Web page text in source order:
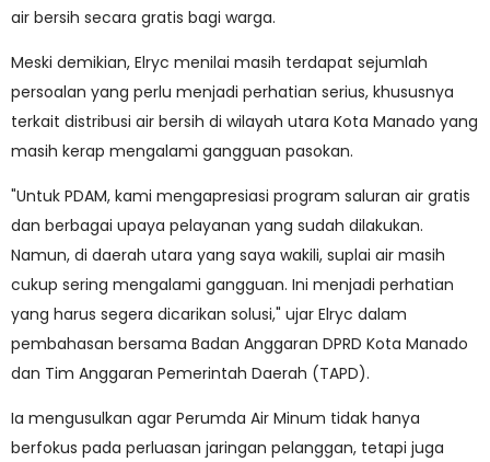
air bersih secara gratis bagi warga.
Meski demikian, Elryc menilai masih terdapat sejumlah
persoalan yang perlu menjadi perhatian serius, khususnya
terkait distribusi air bersih di wilayah utara Kota Manado yang
masih kerap mengalami gangguan pasokan.
"Untuk PDAM, kami mengapresiasi program saluran air gratis
dan berbagai upaya pelayanan yang sudah dilakukan.
Namun, di daerah utara yang saya wakili, suplai air masih
cukup sering mengalami gangguan. Ini menjadi perhatian
yang harus segera dicarikan solusi," ujar Elryc dalam
pembahasan bersama Badan Anggaran DPRD Kota Manado
dan Tim Anggaran Pemerintah Daerah (TAPD).
Ia mengusulkan agar Perumda Air Minum tidak hanya
berfokus pada perluasan jaringan pelanggan, tetapi juga